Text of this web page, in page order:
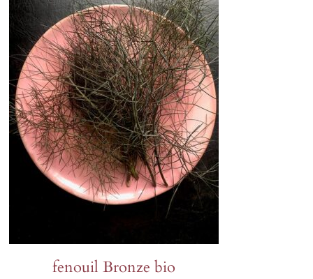
Nigelle
Oreille de lion
Orlaya
Pavots
Pensée sauvage
Petunia
Phacélie
Tabac ailé
Tagètes
Tournesols
Zinnia
fenouil Bronze bio